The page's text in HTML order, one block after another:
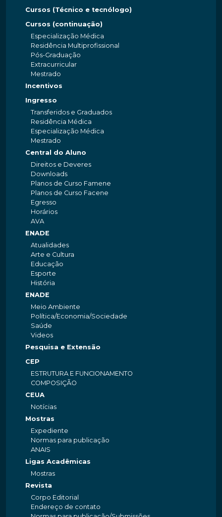
Cursos (Técnico e tecnólogo)
Cursos (continuação)
Especialização Médica
Residência Multiprofissional
Pós-Graduação
Extracurricular
Mestrado
Incentivos
Ingresso
Transferidos e Graduados
Residência Médica
Especialização Médica
Mestrado
Central do Aluno
Direitos e Deveres
Downloads
Planos de Curso Famene
Planos de Curso Facene
Egresso
Horários
AVA
ENADE
Atualidades
Arte e Cultura
Educação
Esporte
História
ENADE
Meio Ambiente
Política/Economia/Sociedade
Saúde
Videos
Pesquisa e Extensão
CEP
ESTRUTURA E FUNCIONAMENTO
COMPOSIÇÃO
CEUA
Notícias
Mostras
Expediente
Normas para publicação
ANAIS
Ligas Acadêmicas
Mostras
Revista
Corpo Editorial
Endereço de contato